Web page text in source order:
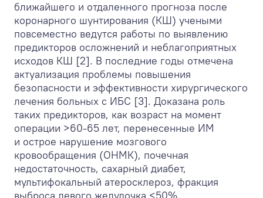
ближайшего и отдаленного прогноза после
коронарного шунтирования (КШ) учеными
повсеместно ведутся работы по выявлению
предикторов осложнений и неблагоприятных
исходов КШ [2]. В последние годы отмечена
актуализация проблемы повышения
безопасности и эффективности хирургического
лечения больных с ИБС [3]. Доказана роль
таких предикторов, как возраст на момент
операции >60-65 лет, перенесенные ИМ
и острое нарушение мозгового
кровообращения (ОНМК), почечная
недостаточность, сахарный диабет,
мультифокальный атеросклероз, фракция